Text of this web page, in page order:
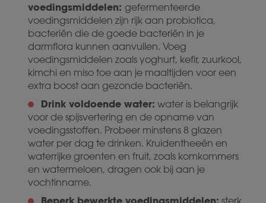
voedingsmiddelen: gefermenteerde
voedingsmiddelen zijn rijk aan probiotica,
bacteriën die de goede bacteriën in je
darmflora kunnen aanvullen. Voeg
voedingsmiddelen zoals yoghurt, kefir, zuurkool,
kimchi en miso toe aan je maaltijden voor een
extra boost aan gezonde bacteriën.
Drink voldoende water: water is belangrijk
voor de spijsvertering en de opname van
voedingsstoffen. Probeer minstens 8 glazen
water per dag te drinken. Kruidentheeën en
waterrijke groenten en fruit, zoals komkommers
en watermeloen, dragen ook bij aan je
vochtinname.
Beperk bewerkte voedingsmiddelen: sterk